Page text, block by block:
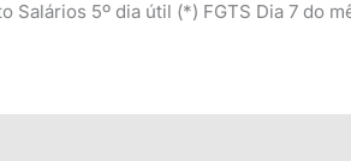
Salários 5º dia útil (*) FGTS Dia 7 do